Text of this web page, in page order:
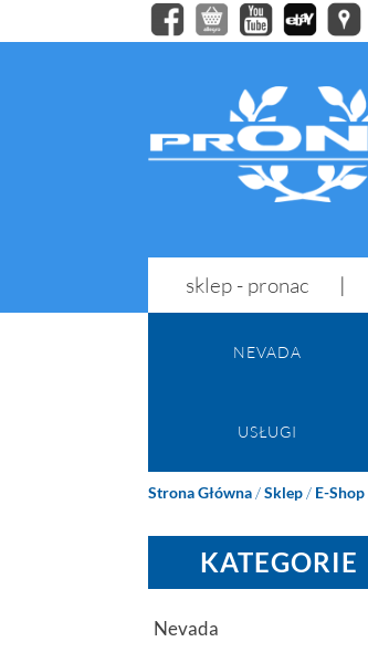
sklep - pronac
NEVADA
USŁUGI
Strona Główna /Sklep / E-Shop
KATEGORIE
Nevada